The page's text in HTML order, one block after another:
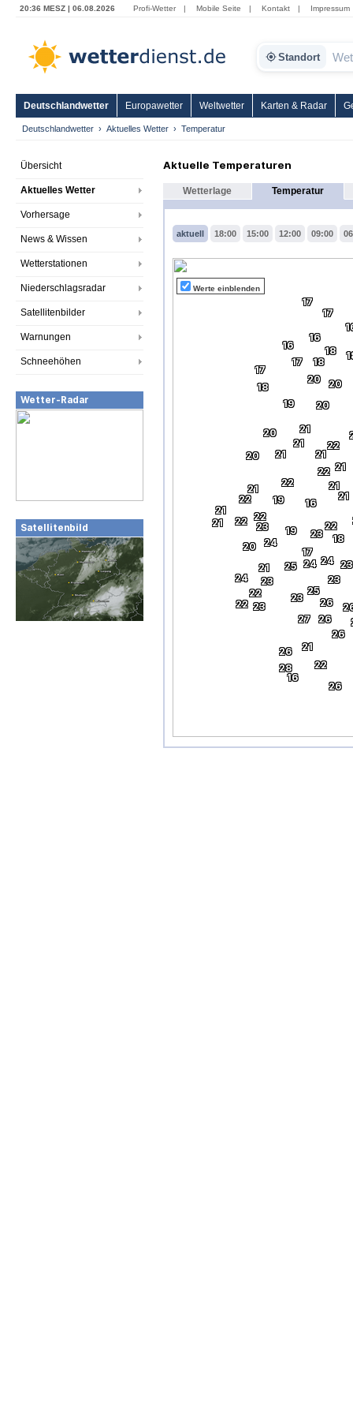
20:36 MESZ | 06.08.2026 Profi-Wetter | Mobile Seite | Kontakt | Impressum
Standort
Deutschlandwetter Europawetter Weltwetter Karten & Radar
Deutschlandwetter Aktuelles Wetter Temperatur
Übersicht
Aktuelles Wetter
Vorhersage
News & Wissen
Wetterstationen
Niederschlagsradar
Satellitenbilder
Warnungen
Schneehöhen
Wetter-Radar
Satellitenbild
Aktuelle Temperaturen
Wetterlage Temperatur
aktuell 18:00 15:00 12:00 09:00
Werte einblenden
21
20
24
21
22
23
20
20 20
22
18
21
22
18
18
21
16
24
28
21
19
21
25
23
21
16
18
23
16
17
22
22
26
26
17
17
20
22
17
19
21
25
19
23
26
21
22
23
17
22
20
24
27
23
21
16
21
26
22
24
26
21
23
22